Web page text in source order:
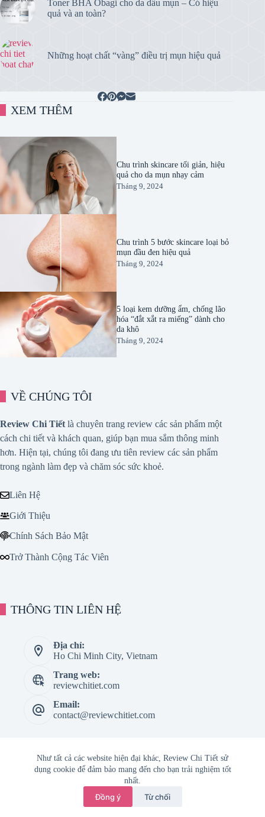
Như tất cả các website hiện đại khác, Review Chi Tiết sử
dụng cookie để đảm bảo mang đến cho bạn trải nghiệm tốt
nhất.
Đồng ý Từ chối
Toner BHA Obagi cho da dầu mụn – Có hiệu
quả và an toàn?
Những hoạt chất “vàng” điều trị mụn hiệu quả
XEM THÊM
Chu trình skincare tối giản, hiệu
quả cho da mụn nhạy cảm
Tháng 9, 2024
Chu trình 5 bước skincare loại bỏ
mụn đầu đen hiệu quả
Tháng 9, 2024
5 loại kem dưỡng ẩm, chống lão
hóa “đắt xắt ra miếng” dành cho
da khô
Tháng 9, 2024
VỀ CHÚNG TÔI
Review Chi Tiết là chuyên trang review các sản phẩm một
cách chi tiết và khách quan, giúp bạn mua sắm thông minh
hơn. Hiện tại, chúng tôi đang ưu tiên review các sản phẩm
trong ngành làm đẹp và chăm sóc sức khoẻ.
Liên Hệ
Giới Thiệu
Chính Sách Bảo Mật
Trở Thành Cộng Tác Viên
THÔNG TIN LIÊN HỆ
Địa chỉ:
Ho Chi Minh City, Vietnam
Trang web:
reviewchitiet.com
Email:
contact@reviewchitiet.com
Giới thiệu Liên Hệ